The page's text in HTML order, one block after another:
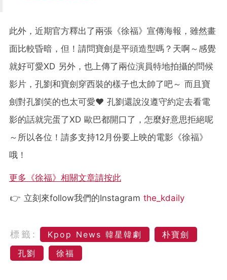
此外，近期官方釋出了兩張《徐福》宣傳海報，雖然畫
面比較昏暗，但！請問寶劍是平頭造型嗎？天啊～感覺
就好可愛XD 另外，也上傳了兩位演員特地拍攝的問候
影片，孔劉和寶劍穿西裝的樣子也太帥了吧～ 而且寶
劍對孔劉笑的也太可愛❤ 孔劉還說沒遵守約定去看電
影的話就完蛋了XD 歐巴都開口了，怎麼好意思拒絕呢
～所以各位！請多支持12月份要上映的電影《徐福》
哦！
更多《徐福》相關文章請按此
👉 立刻來follow我們的Instagram the_kdaily
標籤: Kpop News 韓星韓劇
朴寶劍
孔劉
徐福